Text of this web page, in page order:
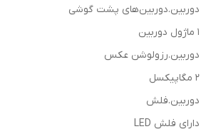
دوربین.دوربین‌های پشت گوشی
1 ماژول دوربین
دوربین.رزولوشن عکس
2 مگاپیکسل
دوربین.فلش
دارای فلش LED